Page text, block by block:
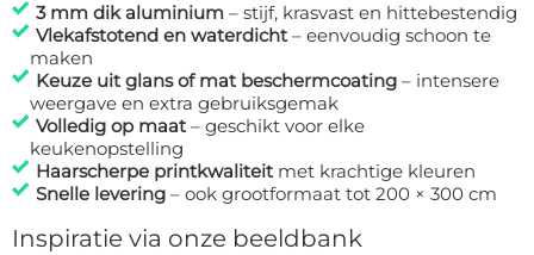
3 mm dik aluminium – stijf, krasvast en hittebestendig
Vlekafstotend en waterdicht– eenvoudig schoon te
maken
Keuze uit glans of mat beschermcoating – intensere
weergave en extra gebruiksgemak
Volledig op maat– geschikt voor elke
keukenopstelling
Haarscherpe printkwaliteitmet krachtige kleuren
Snelle levering – ook grootformaat tot 200 × 300 cm
Inspiratie via onze beeldbank